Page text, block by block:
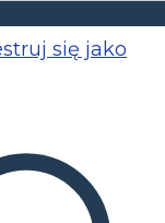
się jako